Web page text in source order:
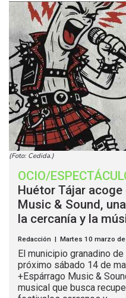
(Foto: Cedida.)
OCIO/
Huétor Tájar
Music & Sound,
la cercanía y la
Redacción | Martes 10 marzo
El municipio granadino
próximo sábado 14 de
+Espárrago Music &
musical que busca